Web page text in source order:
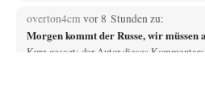
overton4cm vor 8 Stunden zu:
Morgen kommt der Russe, wir müssen
Kurz gesagt: der Autor dieses